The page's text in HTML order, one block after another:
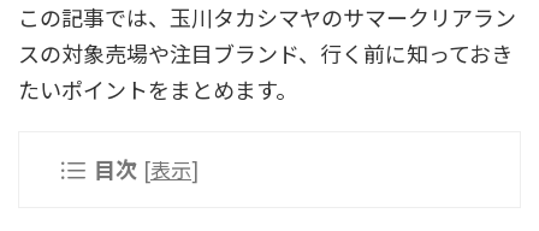
この記事では、玉川タカシマヤのサマークリアラン
スの対象売場や注目ブランド、行く前に知っておき
たいポイントをまとめます。
目次 [表示]